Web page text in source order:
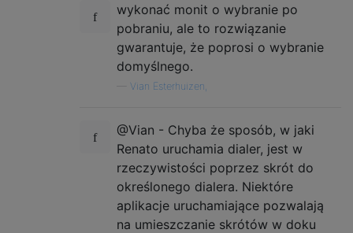
wykonać monit o wybranie po
pobraniu, ale to rozwiązanie
gwarantuje, że poprosi o wybranie
domyślnego.
Vian Esterhuizen,
@Vian - Chyba że sposób, w jaki
Renato uruchamia dialer, jest w
rzeczywistości poprzez skrót do
określonego dialera. Niektóre
aplikacje uruchamiające pozwalają
na umieszczanie skrótów w doku